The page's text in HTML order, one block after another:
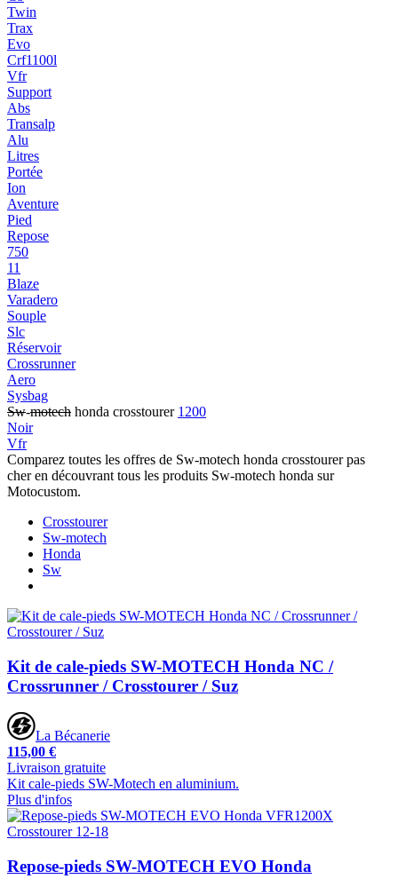
Twin
Trax
Evo
Crf1100l
Vfr
Support
Abs
Transalp
Alu
Litres
Portée
Ion
Aventure
Pied
Repose
750
11
Blaze
Varadero
Souple
Slc
Réservoir
Crossrunner
Aero
Sysbag
Sw-motech honda crosstourer 1200
Noir
Vfr
Comparez toutes les offres de Sw-motech honda crosstourer pas
cher en découvrant tous les produits Sw-motech honda sur
Motocustom.
Crosstourer
Sw-motech
Honda
Sw
Kit de cale-pieds SW-MOTECH Honda NC /
Crossrunner / Crosstourer / Suz
La Bécanerie
115,00 €
Livraison gratuite
Kit cale-pieds SW-Motech en aluminium.
Plus d'infos
Repose-pieds SW-MOTECH EVO Honda